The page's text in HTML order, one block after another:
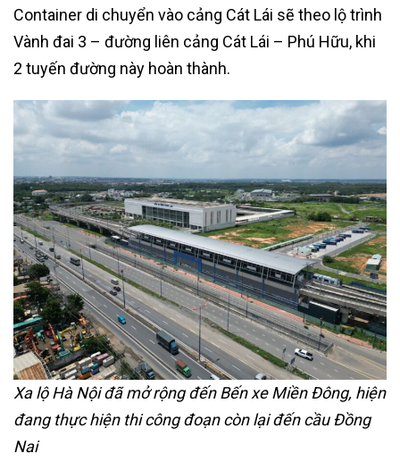
Container di chuyển vào cảng Cát Lái sẽ theo lộ trình
Vành đai 3 – đường liên cảng Cát Lái – Phú Hữu, khi
2 tuyến đường này hoàn thành.
Xa lộ Hà Nội đã mở rộng đến Bến xe Miền Đông, hiện
đang thực hiện thi công đoạn còn lại đến cầu Đồng
Nai